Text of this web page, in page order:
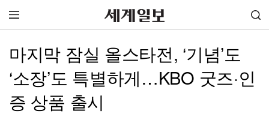
마지막 잠실 올스타전, ‘기념’도
‘소장’도 특별하게…KBO 굿즈·인
증 상품 출시